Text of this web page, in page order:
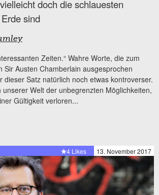
doch die schlauesten
sind
Zeiten.“ Wahre Worte, die zum
Sir Austen Chamberlain ausgesprochen
dieser Satz natürlich noch etwas kontroverser.
unserer Welt der unbegrenzten Möglichkeiten,
Gültigkeit verloren...
13. November 2017
4 Likes